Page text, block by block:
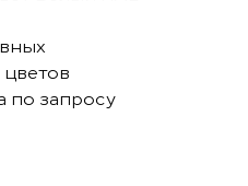
по запросу